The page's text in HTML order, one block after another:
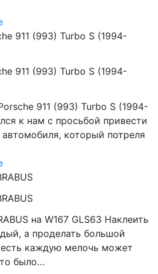
911 (993) Turbo S (1994-
911 (993) Turbo S (1994-
911 (993) Turbo S (1994-
к нам с просьбой привести
который потреля
на W167 GLS63 Наклеить
а проделать большой
каждую мелочь может
было…